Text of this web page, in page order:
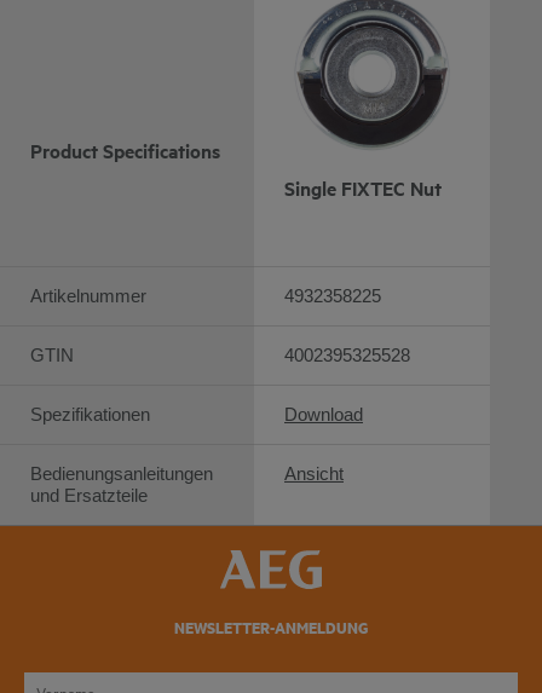
Product Specifications
Artikelnummer
GTIN
Spezifikationen
Bedienungsanleitungen
und Ersatzteile
Single FIXTEC Nut
4932358225
4002395325528
Download
Ansicht
NEWSLETTER-ANMELDUNG